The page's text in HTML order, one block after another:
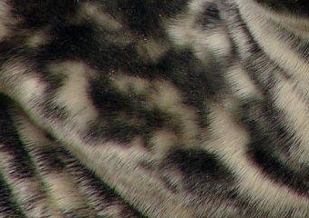
ja WWF suhtautuvat suopeasti
korvauksia. Näin saadaan
tappamisesta maksettava korvaus
metsästystä pyydysten lähellä